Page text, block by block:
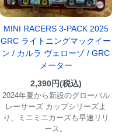
MINI RACERS 3-PACK 2025
GRC ライトニングマックイー
ン / カルラ ヴェローゾ / GRC
メーター
2,390円(税込)
2024年夏から新設のグローバル
レーサーズ カップシリーズよ
り、ミニミニカーズも早速リリ
ース。